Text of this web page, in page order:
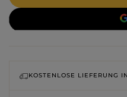
KOSTENLOSE LIEFERUNG